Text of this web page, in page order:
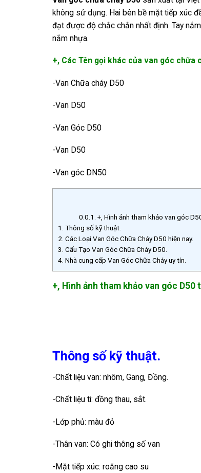
không sử dụng. Hai bên bề mặt tiếp xúc
đạt được độ chắc chắn nhất định. Tay
nắm nhựa.
+, Các Tên gọi khác của van góc chữa
-Van Chữa cháy D50
-Van D50
-Van Góc D50
-Van D50
-Van góc DN50
0.0.1. +, Hình ảnh tham khảo van góc
1. Thông số kỹ thuật.
2. Các Loại Van Góc Chữa Cháy D50 hiện nay.
3. Cấu Tạo Van Góc Chữa Cháy D50.
4. Nhà cung cấp Van Góc Chữa Cháy uy tín.
+, Hình ảnh tham khảo van góc D50
Thông số kỹ thuật.
-Chất liệu van: nhôm, Gang, Đồng.
-Chất liệu ti: đồng thau, sắt.
-Lớp phủ: màu đỏ
-Thân van: Có ghi thông số van
-Mặt tiếp xúc: roăng cao su